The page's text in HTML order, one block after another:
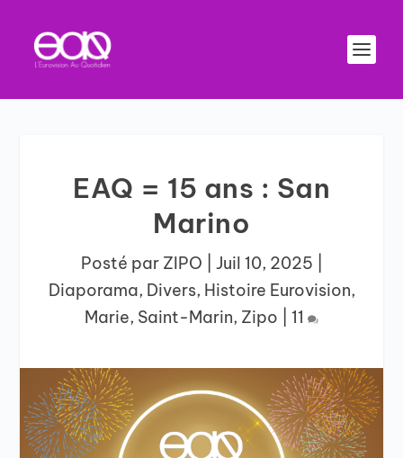
EAQ = 15 ans : San
Marino
Posté par ZIPO Juil 10, 2025
Diaporama, Divers, Histoire Eurovision,
Marie, Saint-Marin, Zipo 11